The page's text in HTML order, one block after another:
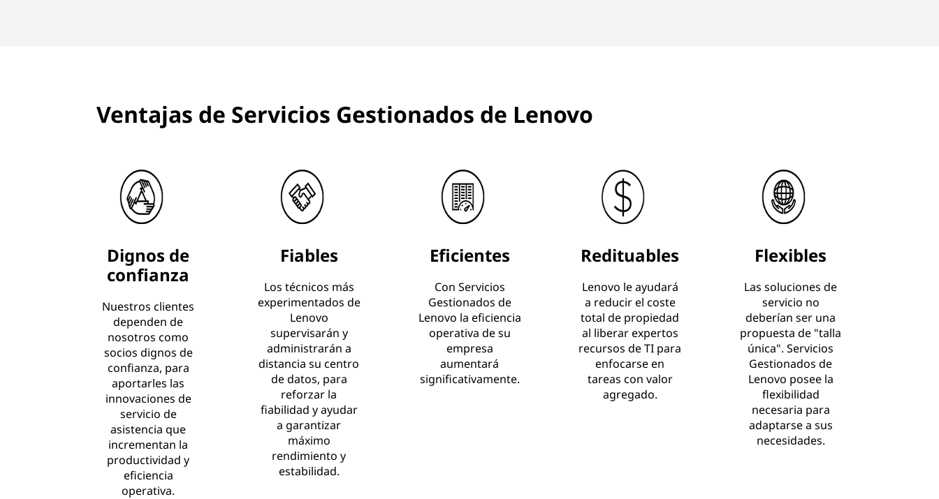
Ventajas de Servicios Gestionados de Lenovo
Dignos de
confianza
Nuestros clientes
dependen de
nosotros como
socios dignos de
confianza, para
aportarles las
innovaciones de
servicio de
asistencia que
incrementan la
productividad y
eficiencia
operativa.
Fiables
Los técnicos más
experimentados de
Lenovo
supervisarán y
administrarán a
distancia su centro
de datos, para
reforzar la
fiabilidad y ayudar
a garantizar
máximo
rendimiento y
estabilidad.
Eficientes
Con Servicios
Gestionados de
Lenovo la eficiencia
operativa de su
empresa
aumentará
significativamente.
Redituables
Lenovo le ayudará
a reducir el coste
total de propiedad
al liberar expertos
recursos de TI para
enfocarse en
tareas con valor
agregado.
Flexibles
Las soluciones de
servicio no
deberían ser una
propuesta de "talla
única". Servicios
Gestionados de
Lenovo posee la
flexibilidad
necesaria para
adaptarse a sus
necesidades.